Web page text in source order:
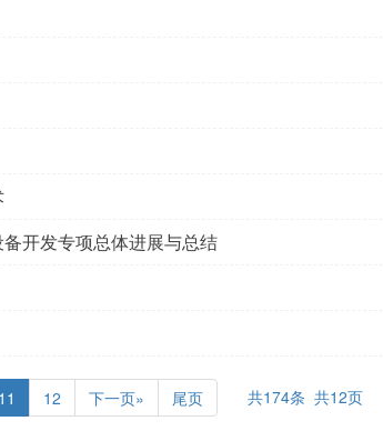
开发专项总体进展与总结
11 12 下一页» 尾页 共174条 共12页